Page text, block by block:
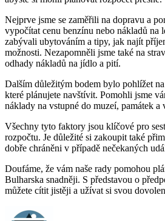
Nejprve jsme se zaměřili na dopravu a
vypočítat cenu benzínu nebo nákladů na
zabývali ubytováním a tipy, jak najít
možnosti. Nezapomněli jsme také na
odhady nákladů na jídlo a pití.
Dalším důležitým bodem bylo pohlížet
které plánujete navštívit. Pomohli jsme
náklady na vstupné do muzeí, památek a
Všechny tyto faktory jsou klíčové pro
rozpočtu. Je důležité si zakoupit také
dobře chráněni v případě nečekaných
Doufáme, že vám naše rady pomohou
Bulharska snadněji. S představou o
můžete cítit jistěji a užívat si svou